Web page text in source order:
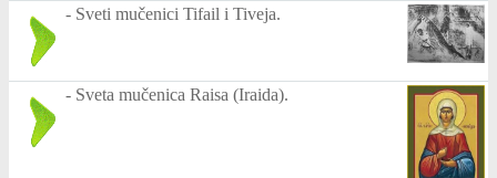
- Sveti mučenici Tifail i Tiveja.
- Sveta mučenica Raisa (Iraida).